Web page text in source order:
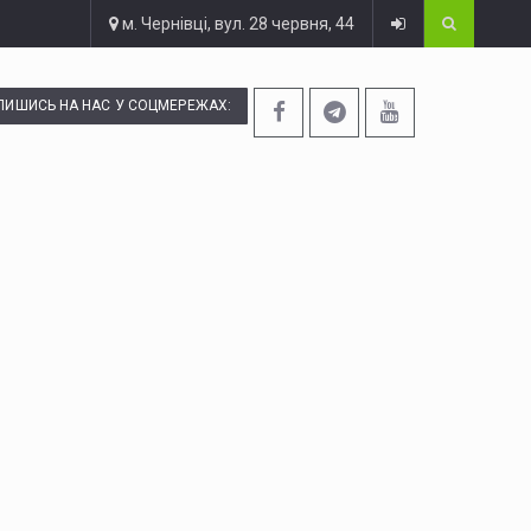
м. Чернівці, вул. 28 червня, 44
НА НАС У СОЦМЕРЕЖАХ: